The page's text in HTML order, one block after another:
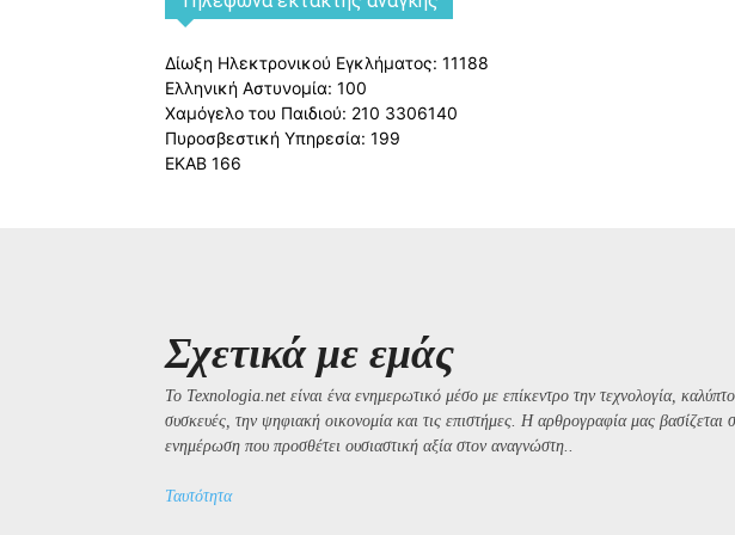
Δίωξη Ηλεκτρονικού Εγκλήματος: 11188
Ελληνική Αστυνομία: 100
Χαμόγελο του Παιδιού: 210 3306140
Πυροσβεστική Υπηρεσία: 199
ΕΚΑΒ 166
Σχετικά με εμάς
Το Texnologia.net είναι ένα ενημερωτικό μέσο με επίκεντρο την τεχνολογία,
συσκευές, την ψηφιακή οικονομία και τις επιστήμες. Η αρθρογραφία μας
ενημέρωση που προσθέτει ουσιαστική αξία στον αναγνώστη..
Ταυτότητα